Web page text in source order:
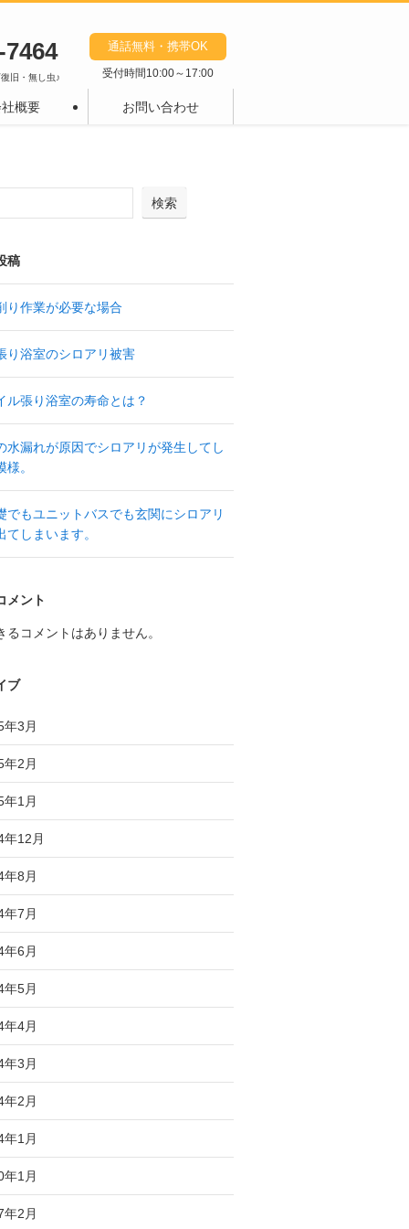
概要 お問い合わせ
7464
旧・無し虫♪
通話無料・携帯OK
受付時間 10:00～17:00
検索
稿
り作業が必要な場合
り浴室のシロアリ被害
ル張り浴室の寿命とは？
水漏れが原因でシロアリが発生してし
様。
でもユニットバスでも玄関にシロアリ
てしまいます。
メント
るコメントはありません。
ブ
年3月
年2月
年1月
年12月
年8月
年7月
年6月
年5月
年4月
年3月
年2月
年1月
年1月
年2月